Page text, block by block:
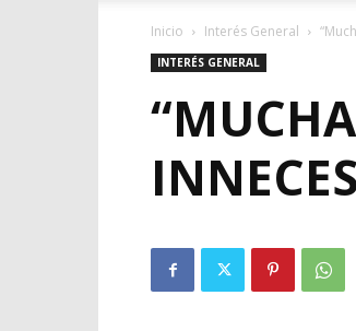
Inicio Interés General
INTERÉS GENERAL